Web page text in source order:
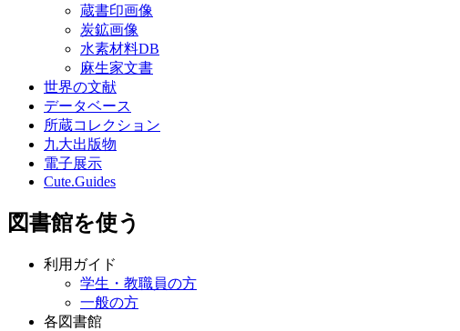
蔵書印画像
炭鉱画像
水素材料DB
麻生家文書
世界の文献
データベース
所蔵コレクション
九大出版物
電子展示
Cute.Guides
図書館を使う
利用ガイド
学生・教職員の方
一般の方
各図書館